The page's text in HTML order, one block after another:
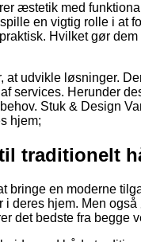
æstetik med
en vigtig rolle i at
Hvilket gør
udvikle løsninger.
services. Herunder
Stuk & Design
hjem;
traditionelt
bringe en moderne
deres hjem. Men
det bedste fra begge